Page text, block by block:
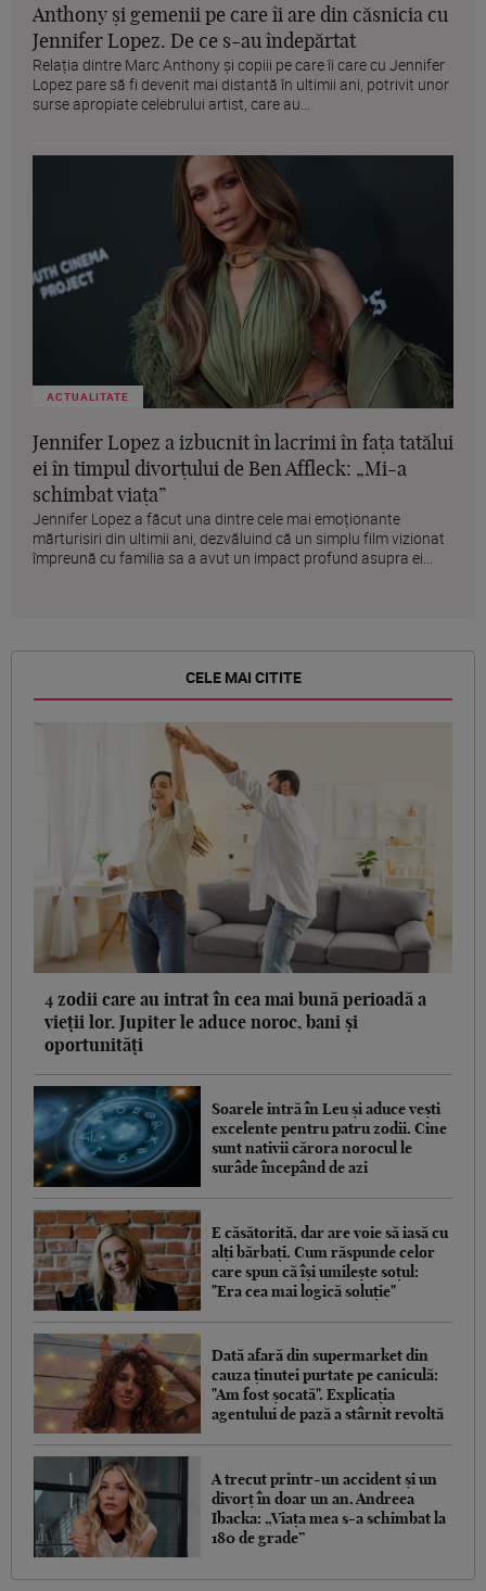
Anthony și gemenii pe care îi are din căsnicia cu
Jennifer Lopez. De ce s-au îndepărtat
Relația dintre Marc Anthony și copiii pe care îi care cu Jennifer
Lopez pare să fi devenit mai distantă în ultimii ani, potrivit unor
surse apropiate celebrului artist, care au...
ACTUALITATE
Jennifer Lopez a izbucnit în lacrimi în fața tatălui
ei în timpul divorțului de Ben Affleck: „Mi-a
schimbat viața”
Jennifer Lopez a făcut una dintre cele mai emoționante
mărturisiri din ultimii ani, dezvăluind că un simplu film vizionat
împreună cu familia sa a avut un impact profund asupra ei...
CELE MAI CITITE
4 zodii care au intrat în cea mai bună perioadă a
vieții lor. Jupiter le aduce noroc, bani și
oportunități
Soarele intră în Leu și aduce vești
excelente pentru patru zodii. Cine
sunt nativii cărora norocul le
surâde începând de azi
E căsătorită, dar are voie să iasă cu
alți bărbați. Cum răspunde celor
care spun că își umilește soțul:
"Era cea mai logică soluție"
Dată afară din supermarket din
cauza ținutei purtate pe caniculă:
"Am fost șocată". Explicația
agentului de pază a stârnit revoltă
A trecut printr-un accident și un
divorț în doar un an. Andreea
Ibacka: „Viața mea s-a schimbat la
180 de grade”